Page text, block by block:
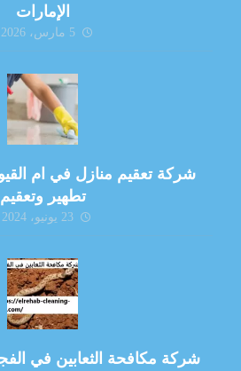
الإمارات
5 مارس، 2026
تطهير وتعقيم
23 يونيو، 2024